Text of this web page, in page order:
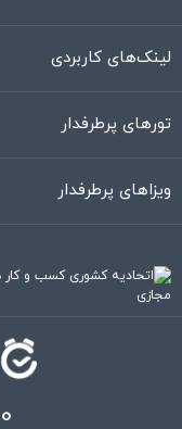
لینک‌های کاربردی
تورهای پرطرفدار
ویزاهای پرطرفدار